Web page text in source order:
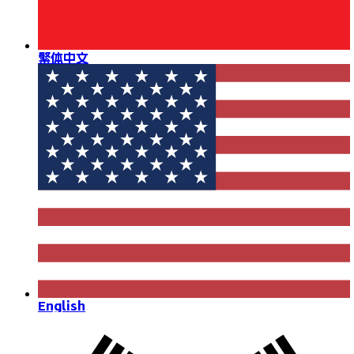
繁体中文
English